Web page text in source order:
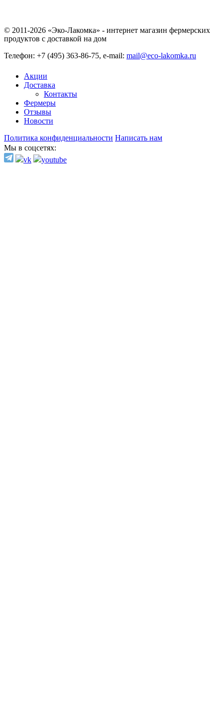
© 2011-2026 «Эко-Лакомка» - интернет магазин фермерских
продуктов с доставкой на дом
Телефон: +7 (495) 363-86-75, e-mail: mail@eco-lakomka.ru
Акции
Доставка
Контакты
Фермеры
Отзывы
Новости
Политика конфиденциальности Написать нам
Мы в соцсетях: